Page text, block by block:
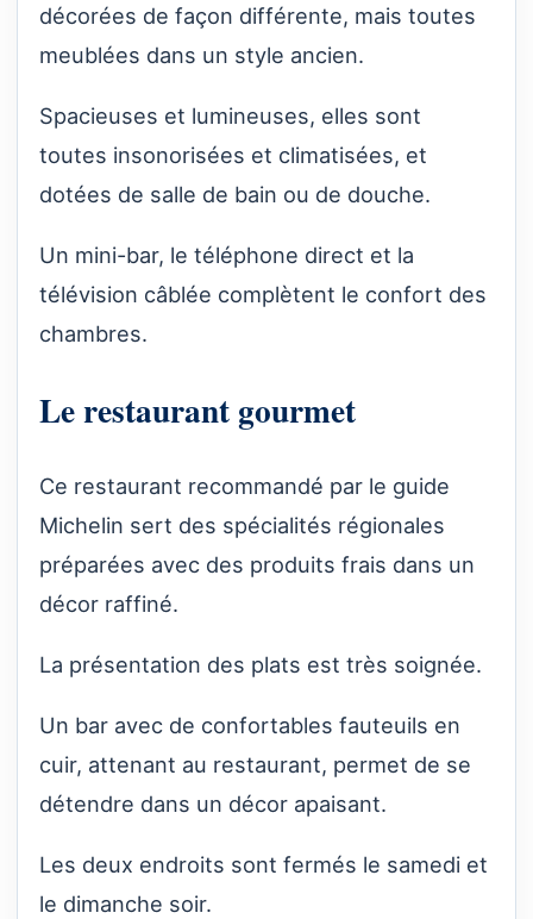
décorées de façon différente, mais toutes
meublées dans un style ancien.
Spacieuses et lumineuses, elles sont
toutes insonorisées et climatisées, et
dotées de salle de bain ou de douche.
Un mini-bar, le téléphone direct et la
télévision câblée complètent le confort des
chambres.
Le restaurant gourmet
Ce restaurant recommandé par le guide
Michelin sert des spécialités régionales
préparées avec des produits frais dans un
décor raffiné.
La présentation des plats est très soignée.
Un bar avec de confortables fauteuils en
cuir, attenant au restaurant, permet de se
détendre dans un décor apaisant.
Les deux endroits sont fermés le samedi et
le dimanche soir.